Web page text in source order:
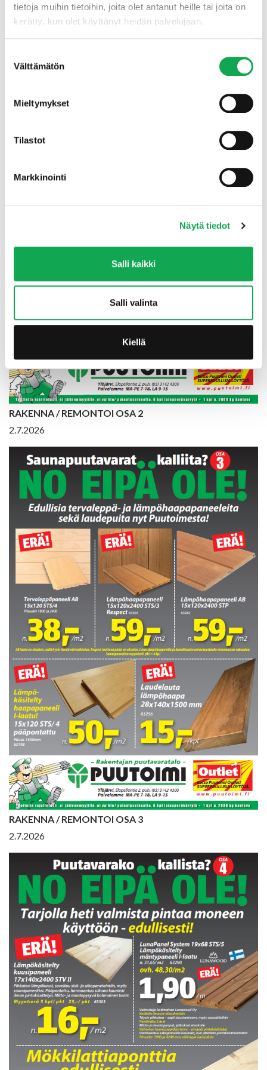
tietoja muihin tietoihin, joita olet antanut heille tai joita on
kerätty, kun olet käyttänyt heidän palvelujaan.
valinta
Välttämätön
Mieltymykset
Tilastot
Markkinointi
Näytä tiedot
Salli kaikki
Salli valinta
Kiellä
RAKENNA / REMONTOI OSA 1
2.7.2026
RAKENNA / REMONTOI OSA 2
2.7.2026
RAKENNA / REMONTOI OSA 3
2.7.2026